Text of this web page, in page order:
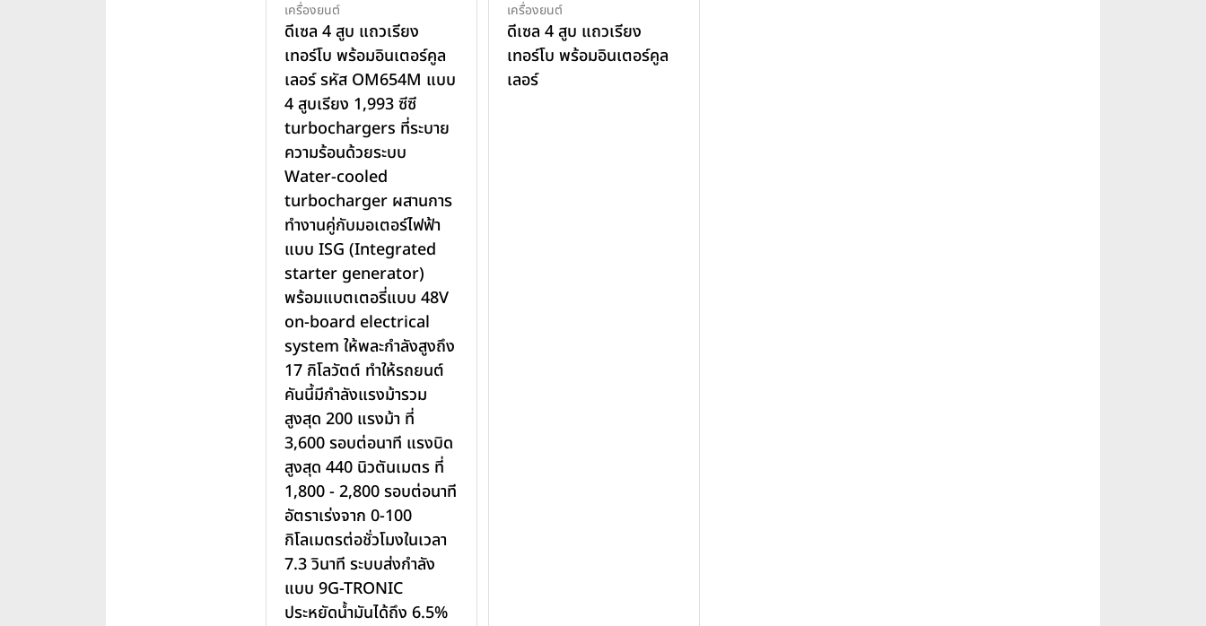
เครื่องยนต์
ดีเซล 4 สูบ แถวเรียง
เทอร์โบ พร้อมอินเตอร์คูล
เลอร์ รหัส OM654M แบบ
4 สูบเรียง 1,993 ซีซี
turbochargers ที่ระบาย
ความร้อนด้วยระบบ
Water-cooled
turbocharger ผสานการ
ทำงานคู่กับมอเตอร์ไฟฟ้า
แบบ ISG (Integrated
starter generator)
พร้อมแบตเตอรี่แบบ 48V
on-board electrical
system ให้พละกำลังสูงถึง
17 กิโลวัตต์ ทำให้รถยนต์
คันนี้มีกำลังแรงม้ารวม
สูงสุด 200 แรงม้า ที่
3,600 รอบต่อนาที แรงบิด
สูงสุด 440 นิวตันเมตร ที่
1,800 - 2,800 รอบต่อนาที
อัตราเร่งจาก 0-100
กิโลเมตรต่อชั่วโมงในเวลา
7.3 วินาที ระบบส่งกำลัง
แบบ 9G-TRONIC
ประหยัดน้ำมันได้ถึง 6.5%
เครื่องยนต์
ดีเซล 4 สูบ แถวเรียง
เทอร์โบ พร้อมอินเตอร์คูล
เลอร์